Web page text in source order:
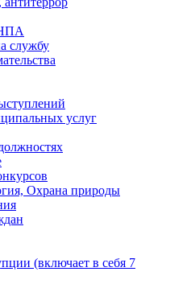
службу
услуг
Охрана природы
(включает в себя 7